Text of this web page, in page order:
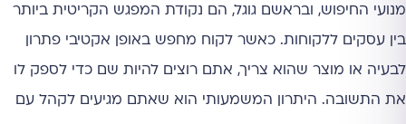
מנועי החיפוש, ובראשם גוגל, הם נקודת המפגש הקריטית ביותר
בין עסקים ללקוחות. כאשר לקוח מחפש באופן אקטיבי פתרון
לבעיה או מוצר שהוא צריך, אתם רוצים להיות שם כדי לספק לו
את התשובה. היתרון המשמעותי הוא שאתם מגיעים לקהל עם